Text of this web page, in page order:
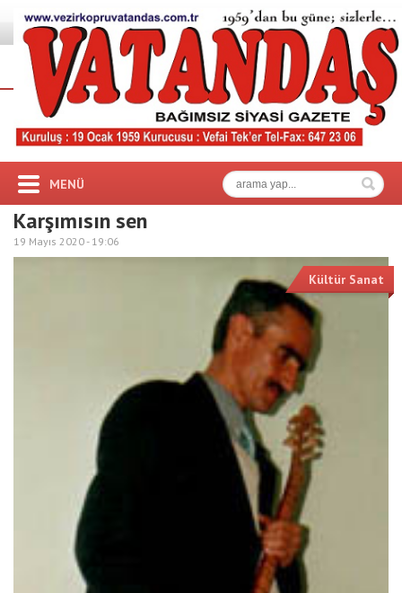
MENÜ
Karşımısın sen
19 Mayıs 2020 - 19:06
Kültür Sanat